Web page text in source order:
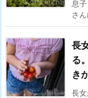
息
さ
長
る
き
長